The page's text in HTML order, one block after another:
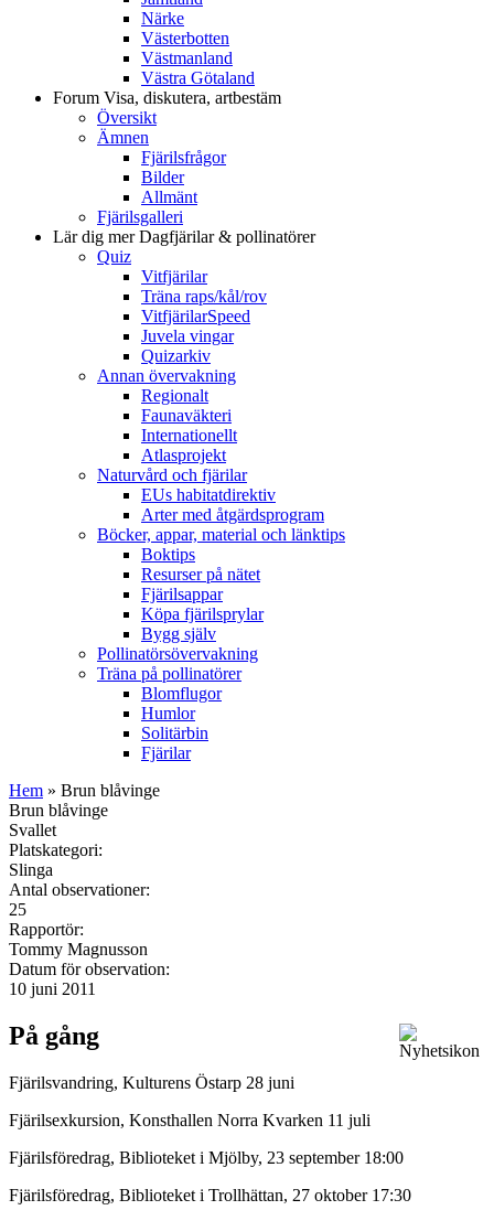
Närke
Västerbotten
Västmanland
Västra Götaland
Forum Visa, diskutera, artbestäm
Översikt
Ämnen
Fjärilsfrågor
Bilder
Allmänt
Fjärilsgalleri
Lär dig merDagfjärilar & pollinatörer
Quiz
Vitfjärilar
Träna raps/kål/rov
VitfjärilarSpeed
Juvela vingar
Quizarkiv
Annan övervakning
Regionalt
Faunaväkteri
Internationellt
Atlasprojekt
Naturvård och fjärilar
EUs habitatdirektiv
Arter med åtgärdsprogram
Böcker, appar, material och länktips
Boktips
Resurser på nätet
Fjärilsappar
Köpa fjärilsprylar
Bygg själv
Pollinatörsövervakning
Träna på pollinatörer
Blomflugor
Humlor
Solitärbin
Fjärilar
Hem » Brun blåvinge
Brun blåvinge
Svallet
Platskategori:
Slinga
Antal observationer:
25
Rapportör:
Tommy Magnusson
Datum för observation:
10 juni 2011
På gång
Fjärilsvandring, Kulturens Östarp 28 juni
Fjärilsexkursion, Konsthallen Norra Kvarken 11 juli
Fjärilsföredrag, Biblioteket i Mjölby, 23 september 18:00
Fjärilsföredrag, Biblioteket i Trollhättan, 27 oktober 17:30